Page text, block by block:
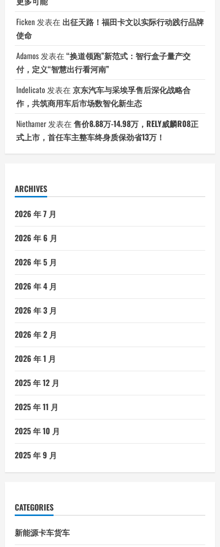
Ficken发表在 出征天路！福田卡文以实际行动践行品牌
使命
Adamos发表在 “换道领跑”新范式：智行盒子量产交
付，定义“智慧出行看河南”
Indelicato 发表在 京东汽车与采埃孚售后深化战略合
作，共筑商用车后市场数智化新生态
Niethamer发表在 售价8.88万-14.98万，RELY威麟R08正
式上市，首任车主整车终身质保劲省13万！
ARCHIVES
2026 年 7 月
2026 年 6 月
2026 年 5 月
2026 年 4 月
2026 年 3 月
2026 年 2 月
2026 年 1 月
2025 年 12 月
2025 年 11 月
2025 年 10 月
2025 年 9 月
CATEGORIES
新能源卡车货车